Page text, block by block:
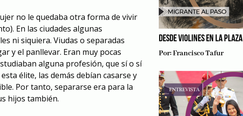
no le quedaba otra forma de vivir
En las ciudades algunas
ni siquiera. Viudas o separadas
y el panllevar. Eran muy pocas
alguna profesión, que sí o sí
élite, las demás debían casarse y
Por tanto, separarse era para la
hijos también.
DESDE VIOLINES EN LA PLAZA
Por:Francisco Tafur